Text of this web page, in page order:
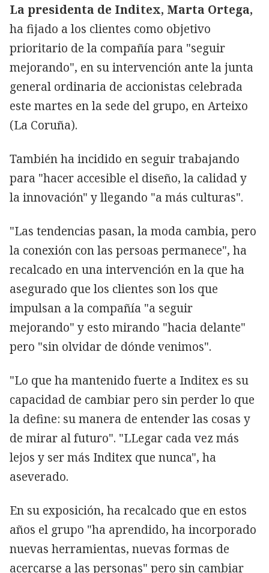
La presidenta de Inditex, Marta Ortega,
ha fijado a los clientes como objetivo
prioritario de la compañía para "seguir
mejorando", en su intervención ante la junta
general ordinaria de accionistas celebrada
este martes en la sede del grupo, en Arteixo
(La Coruña).
También ha incidido en seguir trabajando
para "hacer accesible el diseño, la calidad y
la innovación" y llegando "a más culturas".
"Las tendencias pasan, la moda cambia, pero
la conexión con las persoas permanece", ha
recalcado en una intervención en la que ha
asegurado que los clientes son los que
impulsan a la compañía "a seguir
mejorando" y esto mirando "hacia delante"
pero "sin olvidar de dónde venimos".
"Lo que ha mantenido fuerte a Inditex es su
capacidad de cambiar pero sin perder lo que
la define: su manera de entender las cosas y
de mirar al futuro". "LLegar cada vez más
lejos y ser más Inditex que nunca", ha
aseverado.
En su exposición, ha recalcado que en estos
años el grupo "ha aprendido, ha incorporado
nuevas herramientas, nuevas formas de
acercarse a las personas" pero sin cambiar